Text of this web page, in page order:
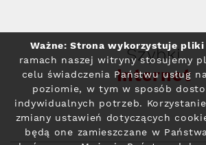
Szybki
Internet
Ważne: Strona wykorzystuje pliki
ramach naszej witryny stosujemy
celu świadczenia Państwu usług
poziomie, w tym w sposób
indywidualnych potrzeb.
zmiany ustawień dotyczących
będą one zamieszczane w